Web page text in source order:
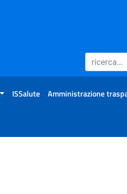
ISSalute Amministrazione